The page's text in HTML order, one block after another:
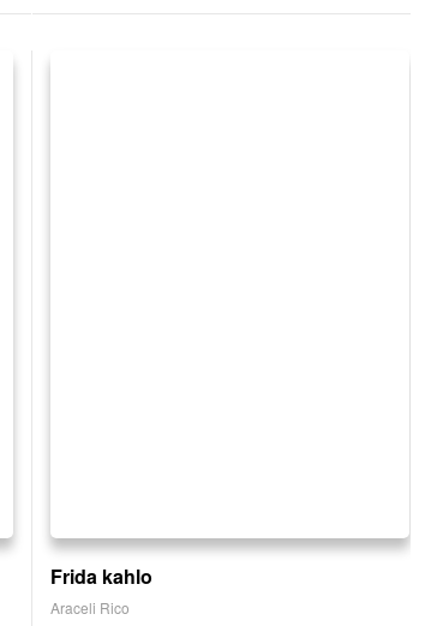
Frida kahlo
Araceli Rico